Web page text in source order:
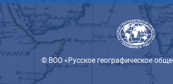
© ВОО «Русское географическое